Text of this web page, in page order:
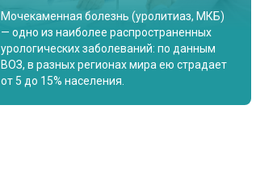
Мочекаменная болезнь (уролитиаз, МКБ)
— одно из наиболее распространенных
урологических заболеваний: по данным
ВОЗ, в разных регионах мира ею страдает
от 5 до 15% населения.